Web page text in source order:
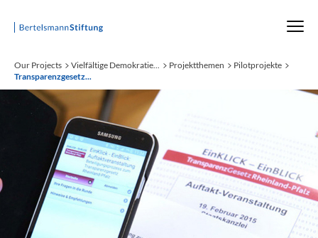
Startseite
Our Projects Vielfältige Demokratie... Projektthemen
Pilotprojekte
Transparenzgesetz...